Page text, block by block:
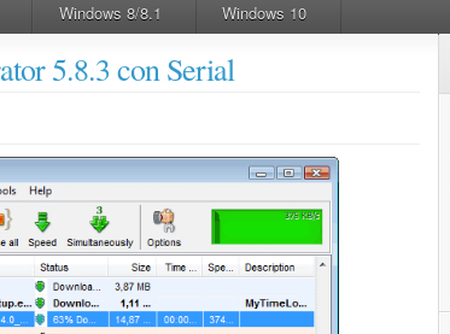
Windows 8/8.1 Windows 10
5.8.3 con Serial